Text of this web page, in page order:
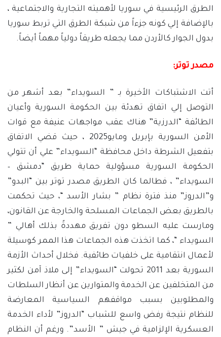
الطرق الرئيسية في سوريا لأهميته التجارية والاجتماعية ،
بالإضافة إلي كونه جزءاً من شبكة الطرق التي تربط سوريا
بدول الجوار كالأردن مما يجعله طريقاً دولياً مهماً أيضاً.
مصدر توتر:
أتت الاشتباكات الأخيرة بـ ” السويداء” بعد أشهر من
التوصل إلي اتفاق تهدئة بين الحكومة السورية وأعيان
الطائفة “الدرزية” هناك عقب مواجهات عنيفة مع قوات
الأمن السورية بإبريل ومايو2025 ، حيث قضي الاتفاق
بتفعيل الشرطة داخل محافظة “السويداء” علي أن تتولي
الحكومة السورية مسؤولية حماية طريق “دمشق –
السويداء” ، فطالما كان الطريق مصدر توتر بين “البدو”
و”الدروز” منذ فترة نظام ” بشار الأسد “، حيث تحكمت
بالطريق بعض الجماعات المسلحة والخارجة عن القانون،
ومارست عليه السطو دون تفريق مهددةً بذلك أهالي ”
السويداء “، كما اتخذت هذه الجماعات هذا الممر كوسيلة
لأعمال انتقامية على خلفيات طائفية. فخلال أحداث الأزمة
السورية بعد 2011 تحولت “السويداء” إلى ملاذ آمن لكثير
من المتخلفين عن الخدمة والمتوارين عن أنظار السلطات
والمطلوبين بسبب مواقفهم السياسية المعارضة
للنظام نتيجة رفض واسع للشباب “الدروز” لأداء الخدمة
العسكرية الإلزامية في جيش ” الأسد”. ورغم أن النظام